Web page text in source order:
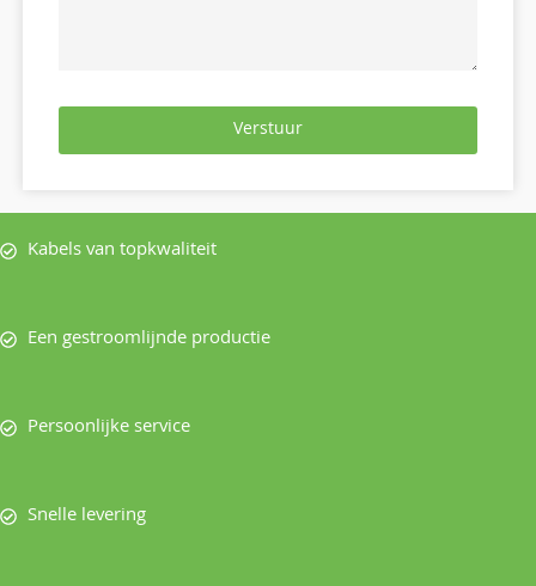
Verstuur
Kabels van topkwaliteit
Een gestroomlijnde productie
Persoonlijke service
Snelle levering